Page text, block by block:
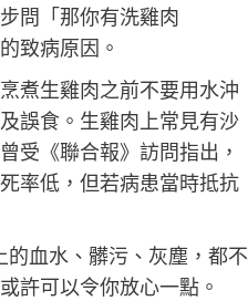
問「那你有洗雞肉
致病原因。
煮生雞肉之前不要用水沖
誤食。生雞肉上常見有沙
受《聯合報》訪問指出，
率低，但若病患當時抵抗
血水、髒污、灰塵，都不
許可以令你放心一點。